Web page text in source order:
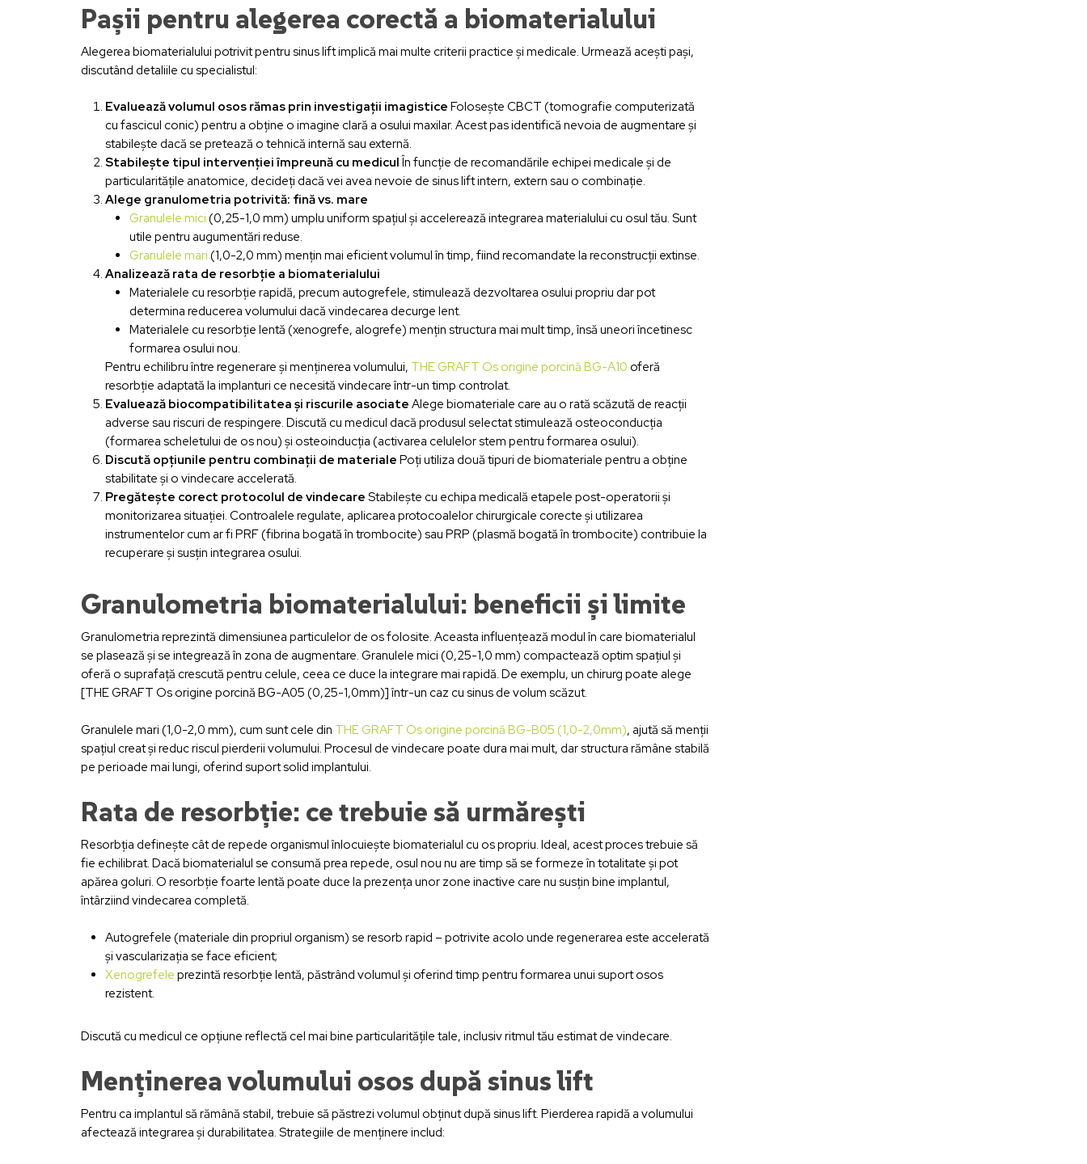
Pașii pentru alegerea corectă a biomaterialului
Alegerea biomaterialului potrivit pentru sinus lift implică mai multe criterii practice și medicale. Urmează acești pași,
discutând detaliile cu specialistul:
Evaluează volumul osos rămas prin investigații imagistice Folosește CBCT (tomografie computerizată
cu fascicul conic) pentru a obține o imagine clară a osului maxilar. Acest pas identifică nevoia de augmentare și
stabilește dacă se pretează o tehnică internă sau externă.
Stabilește tipul intervenției împreună cu medicul În funcție de recomandările echipei medicale și de
particularitățile anatomice, decideți dacă vei avea nevoie de sinus lift intern, extern sau o combinație.
Alege granulometria potrivită: fină vs. mare
Granulele mici (0,25-1,0 mm) umplu uniform spațiul și accelerează integrarea materialului cu osul tău. Sunt
utile pentru augumentări reduse.
Granulele mari (1,0-2,0 mm) mențin mai eficient volumul în timp, fiind recomandate la reconstrucții extinse.
Analizează rata de resorbție a biomaterialului
Materialele cu resorbție rapidă, precum autogrefele, stimulează dezvoltarea osului propriu dar pot
determina reducerea volumului dacă vindecarea decurge lent.
Materialele cu resorbție lentă (xenogrefe, alogrefe) mențin structura mai mult timp, însă uneori încetinesc
formarea osului nou.
Pentru echilibru între regenerare și menținerea volumului, THE GRAFT Os origine porcină BG-A10 oferă
resorbție adaptată la implanturi ce necesită vindecare într-un timp controlat.
Evaluează biocompatibilitatea și riscurile asociate Alege biomateriale care au o rată scăzută de reacții
adverse sau riscuri de respingere. Discută cu medicul dacă produsul selectat stimulează osteoconducția
(formarea scheletului de os nou) și osteoinducția (activarea celulelor stem pentru formarea osului).
Discută opțiunile pentru combinații de materiale Poți utiliza două tipuri de biomateriale pentru a obține
stabilitate și o vindecare accelerată.
Pregătește corect protocolul de vindecare Stabilește cu echipa medicală etapele post-operatorii și
monitorizarea situației. Controalele regulate, aplicarea protocoalelor chirurgicale corecte și utilizarea
instrumentelor cum ar fi PRF (fibrina bogată în trombocite) sau PRP (plasmă bogată în trombocite) contribuie la
recuperare și susțin integrarea osului.
Granulometria biomaterialului: beneficii și limite
Granulometria reprezintă dimensiunea particulelor de os folosite. Aceasta influențează modul în care biomaterialul
se plasează și se integrează în zona de augmentare. Granulele mici (0,25-1,0 mm) compactează optim spațiul și
oferă o suprafață crescută pentru celule, ceea ce duce la integrare mai rapidă. De exemplu, un chirurg poate alege
[THE GRAFT Os origine porcină BG-A05 (0,25-1,0mm)] într-un caz cu sinus de volum scăzut.
Granulele mari (1,0-2,0 mm), cum sunt cele din THE GRAFT Os origine porcină BG-B05 (1,0-2,0mm), ajută să menții
spațiul creat și reduc riscul pierderii volumului. Procesul de vindecare poate dura mai mult, dar structura rămâne stabilă
pe perioade mai lungi, oferind suport solid implantului.
Rata de resorbție: ce trebuie să urmărești
Resorbția definește cât de repede organismul înlocuiește biomaterialul cu os propriu. Ideal, acest proces trebuie să
fie echilibrat. Dacă biomaterialul se consumă prea repede, osul nou nu are timp să se formeze în totalitate și pot
apărea goluri. O resorbție foarte lentă poate duce la prezența unor zone inactive care nu susțin bine implantul,
întârziind vindecarea completă.
Autogrefele (materiale din propriul organism) se resorb rapid – potrivite acolo unde regenerarea este accelerată
și vascularizația se face eficient;
Xenogrefele prezintă resorbție lentă, păstrând volumul și oferind timp pentru formarea unui suport osos
rezistent.
Discută cu medicul ce opțiune reflectă cel mai bine particularitățile tale, inclusiv ritmul tău estimat de vindecare.
Menținerea volumului osos după sinus lift
Pentru ca implantul să rămână stabil, trebuie să păstrezi volumul obținut după sinus lift. Pierderea rapidă a volumului
afectează integrarea și durabilitatea. Strategiile de menținere includ: